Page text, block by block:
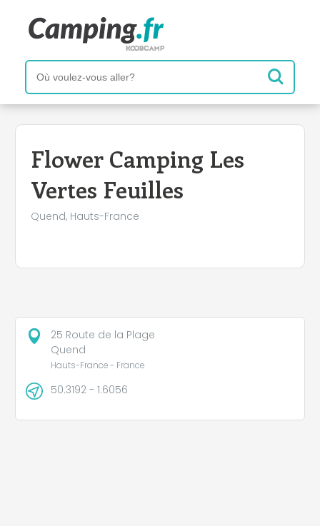
Flower Camping Les
Vertes Feuilles
Quend, Hauts-France
25 Route de la Plage
Quend
Hauts-France - France
50.3192 - 1.6056